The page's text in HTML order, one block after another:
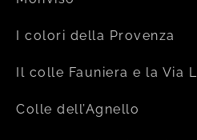
I colori della Provenza
Il colle Fauniera e la Via
Colle dell’Agnello